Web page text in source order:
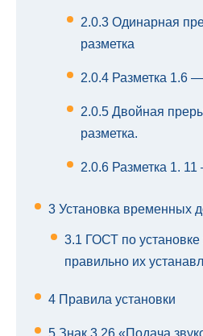
2.0.3 Одинарная
разметка
2.0.4 Разметка 1.6
2.0.5 Двойная
разметка.
2.0.6 Разметка 1.
3 Установка временных
3.1 ГОСТ по установке
правильно их
4 Правила установки